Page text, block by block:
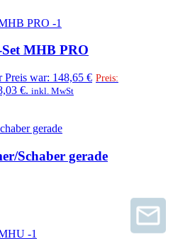
MHB PRO
Preis war: 148,65 € Preis:
€. inkl. MwSt
Schaber gerade